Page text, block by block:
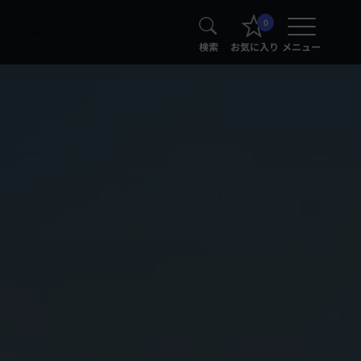
検索
0
お気に入り メニュー